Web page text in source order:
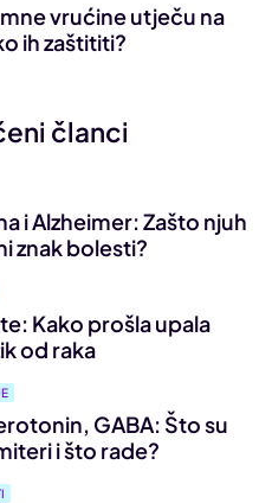
vrućine utječu na
ih zaštititi?
članci
i Alzheimer: Zašto njuh
znak bolesti?
Kako prošla upala
od raka
GABA: Što su
i što rade?